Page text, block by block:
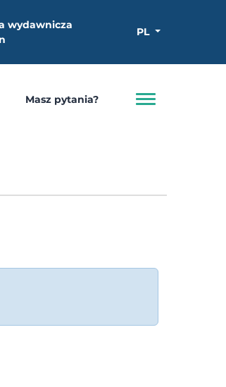
wydawnicza
PL
Masz pytania?